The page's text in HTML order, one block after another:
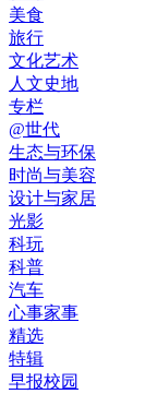
美食
旅行
文化艺术
人文史地
专栏
@世代
生态与环保
时尚与美容
设计与家居
光影
科玩
科普
汽车
心事家事
精选
特辑
早报校园